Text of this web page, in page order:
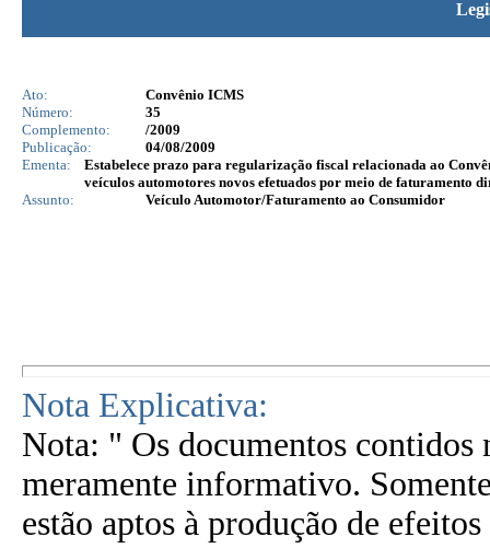
Ato:
Convênio ICMS
Número:
35
Complemento:
/2009
Publicação:
04/08/2009
Ementa:
Estabelece prazo para regularização fiscal relacionada ao
veículos automotores novos efetuados por meio de faturamento
Assunto:
Veículo Automotor/Faturamento ao Consumidor
Nota Explicativa:
Nota: " Os documentos contidos
meramente informativo.
estão aptos à produção de